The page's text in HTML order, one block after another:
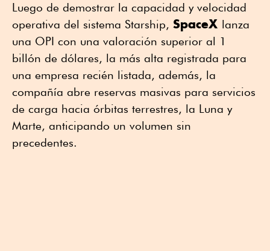
Luego de demostrar la capacidad y velocidad
operativa del sistema Starship, SpaceX lanza
una OPI con una valoración superior al 1
billón de dólares, la más alta registrada para
una empresa recién listada, además, la
compañía abre reservas masivas para servicios
de carga hacia órbitas terrestres, la Luna y
Marte, anticipando un volumen sin
precedentes.